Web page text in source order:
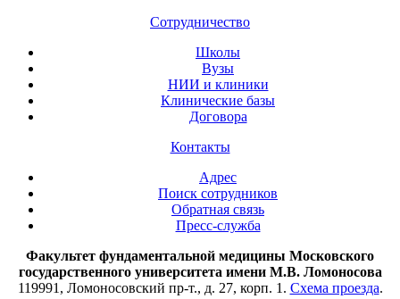
Сотрудничество
Школы
Вузы
НИИ и клиники
Клинические базы
Договора
Контакты
Адрес
Поиск сотрудников
Обратная связь
Пресс-служба
Факультет фундаментальной медицины Московского
государственного университета имени М.В. Ломоносова
119991, Ломоносовский пр-т., д. 27, корп. 1. Схема проезда.